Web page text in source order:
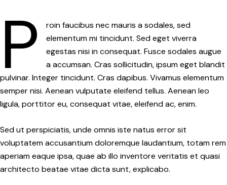
P
roin faucibus nec mauris a sodales, sed
elementum mi tincidunt. Sed eget viverra
egestas nisi in consequat. Fusce sodales augue
a accumsan. Cras sollicitudin, ipsum eget blandit
pulvinar. Integer tincidunt. Cras dapibus. Vivamus elementum
semper nisi. Aenean vulputate eleifend tellus. Aenean leo
ligula, porttitor eu, consequat vitae, eleifend ac, enim.
Sed ut perspiciatis, unde omnis iste natus error sit
voluptatem accusantium doloremque laudantium, totam rem
aperiam eaque ipsa, quae ab illo inventore veritatis et quasi
architecto beatae vitae dicta sunt, explicabo.